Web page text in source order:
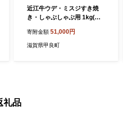
近江牛ウデ・ミスジすき焼
き・しゃぶしゃぶ用 1kg(エ
祝い イベント 鍋物 鍋料理 食
材 グルメ 国産
寄附金額 51,000円
滋賀県甲良町
礼品